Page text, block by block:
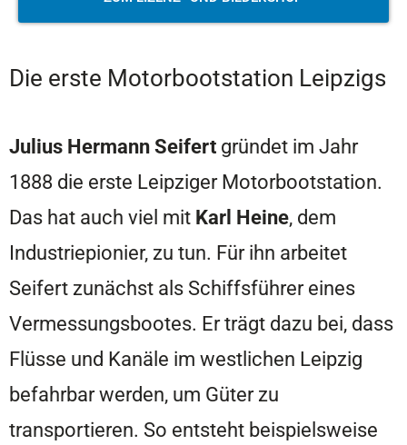
Die erste Motorbootstation Leipzigs
Julius Hermann Seifert gründet im Jahr
1888 die erste Leipziger Motorbootstation.
Das hat auch viel mit Karl Heine, dem
Industriepionier, zu tun. Für ihn arbeitet
Seifert zunächst als Schiffsführer eines
Vermessungsbootes. Er trägt dazu bei, dass
Flüsse und Kanäle im westlichen Leipzig
befahrbar werden, um Güter zu
transportieren. So entsteht beispielsweise